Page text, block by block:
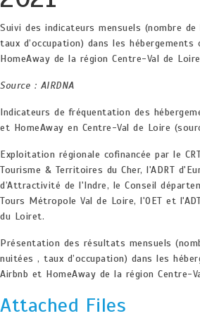
Suivi des indicateurs mensuels (nombre
taux d’occupation) dans les
HomeAway de la région Centre-Val de
Source : AIRDNA
Indicateurs de fréquentation des
et HomeAway en Centre-Val de Loire
Exploitation régionale cofinancée par le
Tourisme & Territoires du Cher, l'ADRT
d’Attractivité de l'Indre, le Conseil
Tours Métropole Val de Loire, l'OET et
du Loiret.
Présentation des résultats mensuels
nuitées , taux d’occupation) dans les
Airbnb et HomeAway de la région Centre-
Attached Files